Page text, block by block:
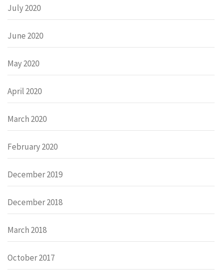
July 2020
June 2020
May 2020
April 2020
March 2020
February 2020
December 2019
December 2018
March 2018
October 2017